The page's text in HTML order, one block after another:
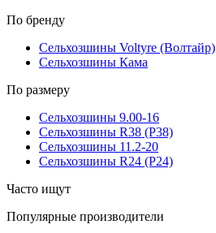
По бренду
Сельхозшины Voltyre (Волтайр)
Сельхозшины Кама
По размеру
Сельхозшины 9.00-16
Сельхозшины R38 (Р38)
Сельхозшины 11.2-20
Сельхозшины R24 (Р24)
Часто ищут
Популярные производители